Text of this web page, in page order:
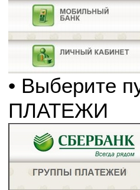
• Выберите
ПЛАТЕЖИ